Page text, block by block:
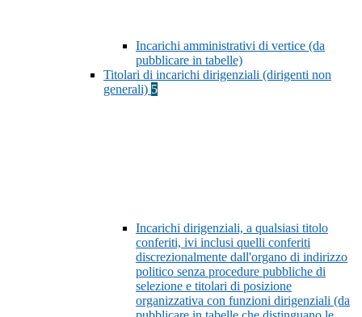
Incarichi amministrativi di vertice (da
pubblicare in tabelle)
Titolari di incarichi dirigenziali (dirigenti non
generali) 5
Incarichi dirigenziali, a qualsiasi titolo
conferiti, ivi inclusi quelli conferiti
discrezionalmente dall'organo di indirizzo
politico senza procedure pubbliche di
selezione e titolari di posizione
organizzativa con funzioni dirigenziali (da